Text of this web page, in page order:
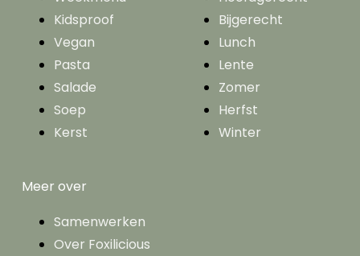
Kidsproof
Vegan
Pasta
Salade
Soep
Kerst
Bijgerecht
Lunch
Lente
Zomer
Herfst
Winter
Meer over
Samenwerken
Over Foxilicious